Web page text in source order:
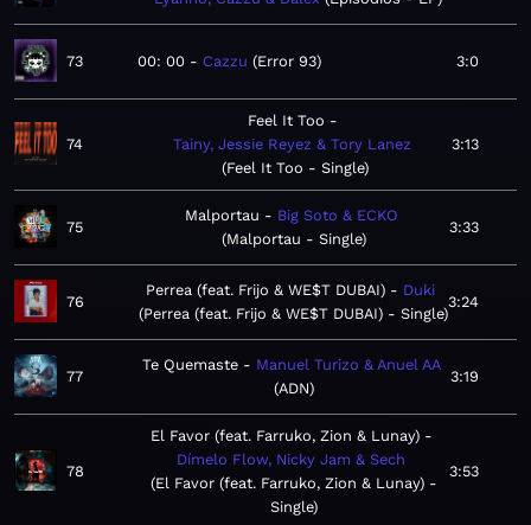
73 00: 00 Cazzu Error 93 3:0
74
Feel It Too
Tainy, Jessie Reyez & Tory Lanez
Feel It Too - Single
3:13
75
Malportau
Big Soto & ECKO
Malportau - Single
3:33
76
Perrea (feat. Frijo & WE$T DUBAI)
Duki
Perrea (feat. Frijo & WE$T DUBAI) - Single
3:24
77
Te Quemaste
Manuel Turizo & Anuel AA
ADN
3:19
78
El Favor (feat. Farruko, Zion & Lunay)
Dímelo Flow, Nicky Jam & Sech
El Favor (feat. Farruko, Zion & Lunay) -
Single
3:53